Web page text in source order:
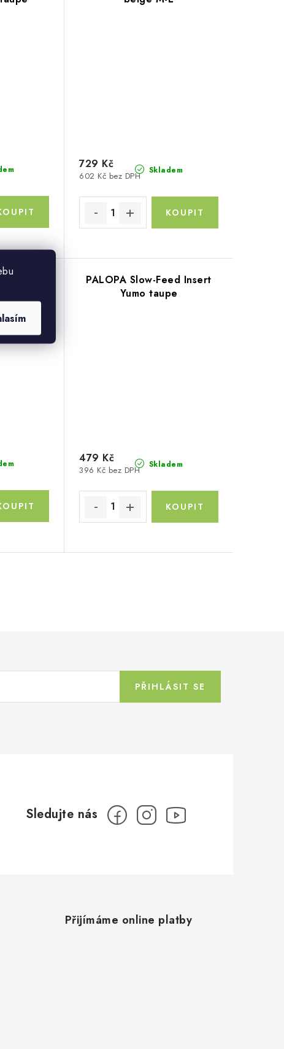
Skladem
602 Kč bez DPH
729 Kč
PALOPA Slow-Feed Insert
Yumo taupe
Skladem
396 Kč bez DPH
479 Kč
PŘIHLÁSIT SE
Přijímáme online platby